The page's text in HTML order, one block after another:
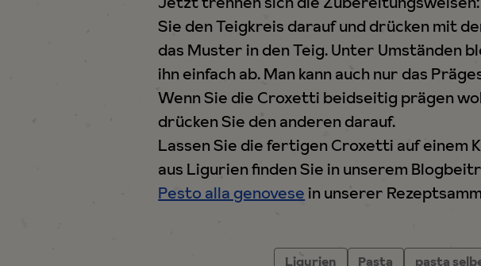
Sie den Teigkreis darauf und drücken mit
das Muster in den Teig. Unter Umständen
ihn einfach ab. Man kann auch nur das
Wenn Sie die Croxetti beidseitig prägen
drücken Sie den anderen darauf.
Lassen Sie die fertigen Croxetti auf einem
aus Ligurien finden Sie in unserem
Pesto alla genovese in unserer
Ligurien Pasta pasta